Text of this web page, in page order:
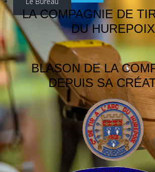
LA COMPAGNIE DE
DU HUREPOIX
BLASON DE LA
DEPUIS SA